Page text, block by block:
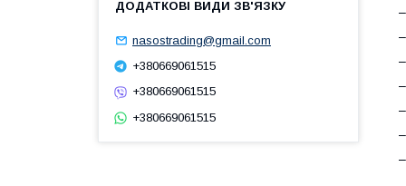
nasostrading@gmail.com
+380669061515
+380669061515
+380669061515